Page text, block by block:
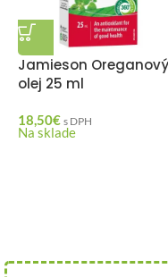
Jamieson Oreganový
olej 25 ml
18,50€ s DPH
Na sklade